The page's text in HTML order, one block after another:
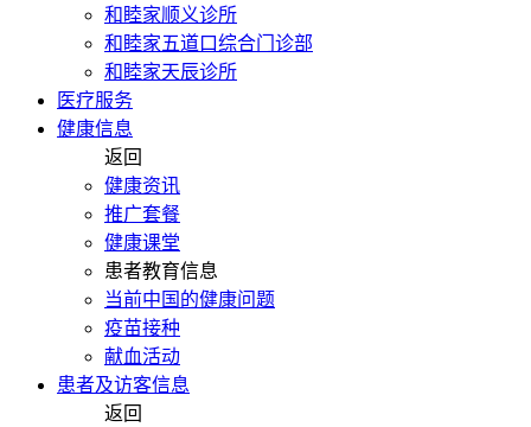
和睦家顺义诊所
和睦家五道口综合门诊部
和睦家天辰诊所
医疗服务
健康信息
返回
健康资讯
推广套餐
健康课堂
患者教育信息
当前中国的健康问题
疫苗接种
献血活动
患者及访客信息
返回